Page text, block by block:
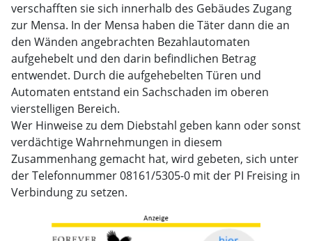
verschafften sie sich innerhalb des Gebäudes Zugang
zur Mensa. In der Mensa haben die Täter dann die an
den Wänden angebrachten Bezahlautomaten
aufgehebelt und den darin befindlichen Betrag
entwendet. Durch die aufgehebelten Türen und
Automaten entstand ein Sachschaden im oberen
vierstelligen Bereich.
Wer Hinweise zu dem Diebstahl geben kann oder sonst
verdächtige Wahrnehmungen in diesem
Zusammenhang gemacht hat, wird gebeten, sich unter
der Telefonnummer 08161/5305-0 mit der PI Freising in
Verbindung zu setzen.